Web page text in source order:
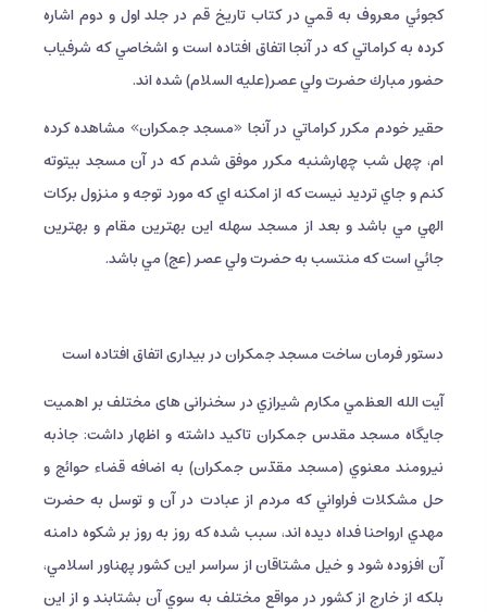
كجوئي معروف به قمي در كتاب تاريخ قم در جلد اول و دوم اشاره
كرده به كراماتي كه در آنجا اتفاق افتاده است و اشخاصي كه شرفياب
حضور مبارك حضرت ولي عصر(عليه السلام) شده اند.
حقير خودم مكرر كراماتي در آنجا «مسجد جمكران» مشاهده كرده
ام، چهل شب چهارشنبه مكرر موفق شدم كه در آن مسجد بيتوته
كنم و جاي ترديد نيست كه از امكنه اي كه مورد توجه و منزول بركات
الهي مي باشد و بعد از مسجد سهله اين بهترين مقام و بهترين
جائي است كه منتسب به حضرت ولي عصر (عج) مي باشد.
دستور فرمان ساخت مسجد جمکران در بیداری اتفاق افتاده است
آيت الله العظمي مكارم شيرازي در سخنرانی های مختلف بر اهمیت
جایگاه مسجد مقدس جمکران تاکید داشته و اظهار داشت: جاذبه
نيرومند معنوي (مسجد مقدّس جمكران) به اضافه قضاء حوائج و
حل مشكلات فراواني كه مردم از عبادت در آن و توسل به حضرت
مهدي ارواحنا فداه ديده اند، سبب شده كه روز به روز بر شكوه دامنه
آن افزوده شود و خيل مشتاقان از سراسر اين كشور پهناور اسلامي،
بلكه از خارج از كشور در مواقع مختلف به سوي آن بشتابند و از اين